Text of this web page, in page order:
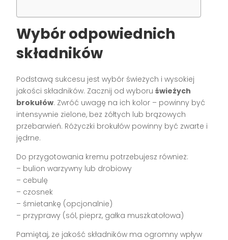
Wybór odpowiednich
składników
Podstawą sukcesu jest wybór świeżych i wysokiej
jakości składników. Zacznij od wyboruświeżych
brokułów. Zwróć uwagę na ich kolor – powinny być
intensywnie zielone, bez żółtych lub brązowych
przebarwień. Różyczki brokułów powinny być zwarte i
jędrne.
Do przygotowania kremu potrzebujesz również:
– bulion warzywny lub drobiowy
– cebulę
– czosnek
– śmietankę (opcjonalnie)
– przyprawy (sól, pieprz, gałka muszkatołowa)
Pamiętaj, że jakość składników ma ogromny wpływ